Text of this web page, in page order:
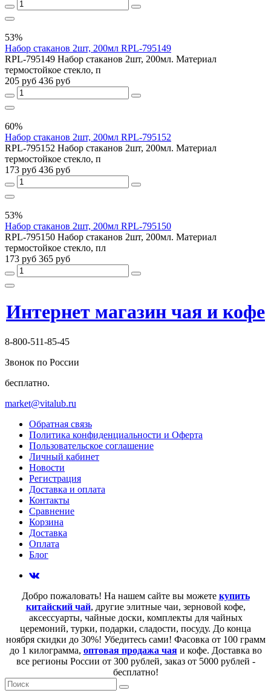
53%
Набор стаканов 2шт, 200мл RPL-795149
RPL-795149 Набор стаканов 2шт, 200мл. Материал
термостойкое стекло, п
205 руб 436 руб
60%
Набор стаканов 2шт, 200мл RPL-795152
RPL-795152 Набор стаканов 2шт, 200мл. Материал
термостойкое стекло, п
173 руб 436 руб
53%
Набор стаканов 2шт, 200мл RPL-795150
RPL-795150 Набор стаканов 2шт, 200мл. Материал
термостойкое стекло, пл
173 руб 365 руб
Интернет магазин чая и кофе
8-800-511-85-45
Звонок по России
бесплатно.
market@vitalub.ru
Обратная связь
Политика конфиденциальности и Оферта
Пользовательское соглашение
Личный кабинет
Новости
Регистрация
Доставка и оплата
Контакты
Сравнение
Корзина
Доставка
Оплата
Блог
Добро пожаловать! На нашем сайте вы можете купить
китайский чай, другие элитные чаи, зерновой кофе,
аксессуарты, чайные доски, комплекты для чайных
церемоний, турки, подарки, сладости, посуду. До конца
ноября скидки до 30%! Убедитесь сами! Фасовка от 100 грамм
до 1 килограмма, оптовая продажа чаяи кофе. Доставка во
все регионы России от 300 рублей, заказ от 5000 рублей -
бесплатно!